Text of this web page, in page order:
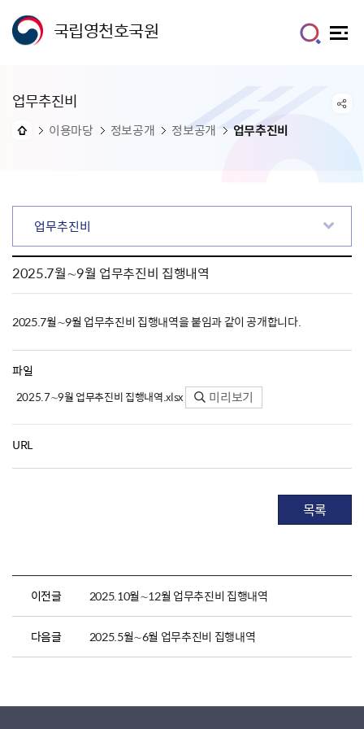
국립영천호국원
업무추진비
이용마당 정보공개 정보공개 업무추진비
업무추진비
2025.7월∼9월 업무추진비 집행내역
2025.7월∼9월 업무추진비 집행내역을 붙임과 같이 공개합니다.
파일
2025.7∼9월 업무추진비 집행내역.xlsx 미리보기
URL
목록
이전글 2025.10월∼12월 업무추진비 집행내역
다음글 2025.5월∼6월 업무추진비 집행내역